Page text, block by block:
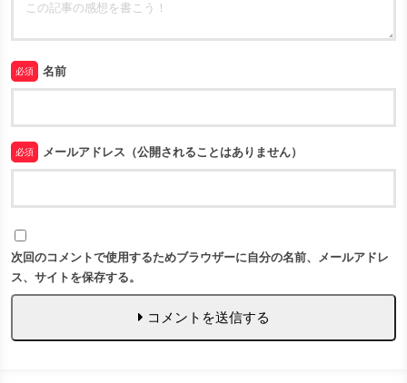
必須 名前
必須 メールアドレス（公開されることはありません）
次回のコメントで使用するためブラウザーに自分の名前、メールアドレ
ス、サイトを保存する。
コメントを送信する